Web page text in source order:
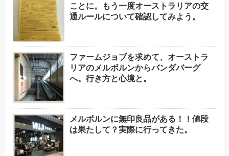
ことに。もう一度オーストラリアの交
通ルールについて確認してみよう。
ファームジョブを求めて、オーストラ
リアのメルボルンからバンダバーグ
へ。行き方と心境と。
メルボルンに無印良品がある！！値段
は果たして？実際に行ってきた。